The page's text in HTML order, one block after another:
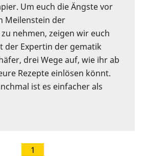
Um euch die Ängste vor
Meilenstein der
nehmen, zeigen wir euch
der Expertin der gematik
drei Wege auf, wie ihr ab
Rezepte einlösen könnt.
ist es einfacher als
1